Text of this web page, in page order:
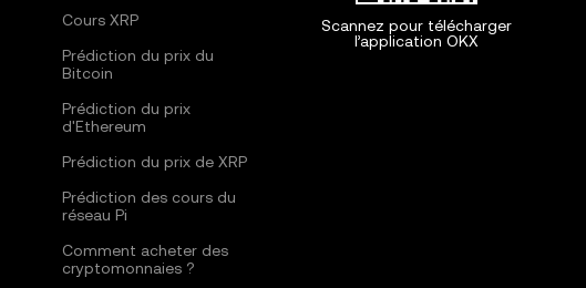
Cours XRP
Prédiction du prix du
Bitcoin
Prédiction du prix
d'Ethereum
Prédiction du prix de XRP
Prédiction des cours du
réseau Pi
Comment acheter des
cryptomonnaies ?
Scannez pour télécharger
l’application OKX